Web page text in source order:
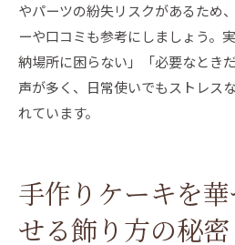
やパーツの紛失リスクがあるため
ーや口コミも参考にしましょう。
納場所に困らない」「必要なとき
声が多く、日常使いでもストレス
れています。
手作りケーキを
せる飾り方の秘密